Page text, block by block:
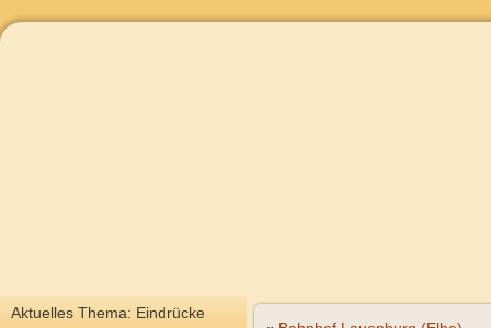
Aktuelles Thema: Eindrücke